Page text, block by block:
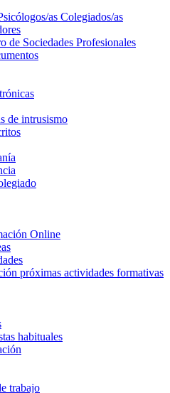
as Colegiados/as
de Sociedades Profesionales
de intrusismo
Online
próximas actividades formativas
habituales
trabajo